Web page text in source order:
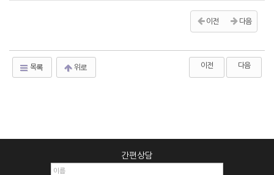
이전 다음
목록 위로 이전 다음
간편상담